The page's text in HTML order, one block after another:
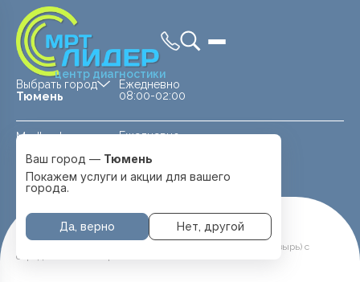
центр диагностики
Выбрать город
Тюмень
Medland —
Тюмень
Ежедневно
08:00-02:00
Ежедневно
Перейти
Ваш город — Тюмень
Покажем услуги и акции для вашего
города.
Да, верно Нет, другой
Главная Услуги и цены
КТ мочевых путей (ЧЛС почки, мочеточники, мочевой пузырь) с
определением конкрементов